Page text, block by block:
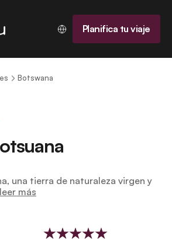
Planifica tu viaje
Botswana
una tierra de naturaleza virgen y
leer más